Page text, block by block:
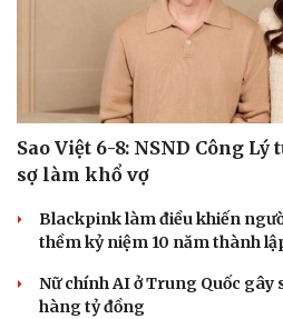
Cải chính
Sao Việt 6-8: NSND Công
sợ làm khổ vợ
Blackpink làm điều khiến
thềm kỷ niệm 10 năm thành
Nữ chính AI ở Trung Quốc gây
hàng tỷ đồng